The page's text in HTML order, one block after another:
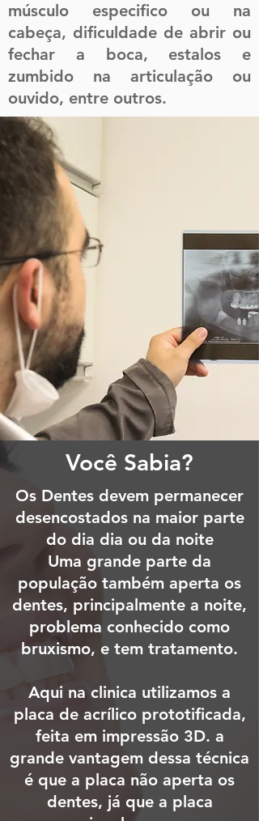
músculo especifico ou na
cabeça, dificuldade de abrir ou
fechar a boca, estalos e
zumbido na articulação ou
ouvido, entre outros.
Você Sabia?
Os Dentes devem permanecer
desencostados na maior parte
do dia dia ou da noite
Uma grande parte da
população também aperta os
dentes, principalmente a noite,
problema conhecido como
bruxismo, e tem tratamento.
Aqui na clinica utilizamos a
placa de acrílico prototificada,
feita em impressão 3D. a
grande vantagem dessa técnica
é que a placa não aperta os
dentes, já que a placa